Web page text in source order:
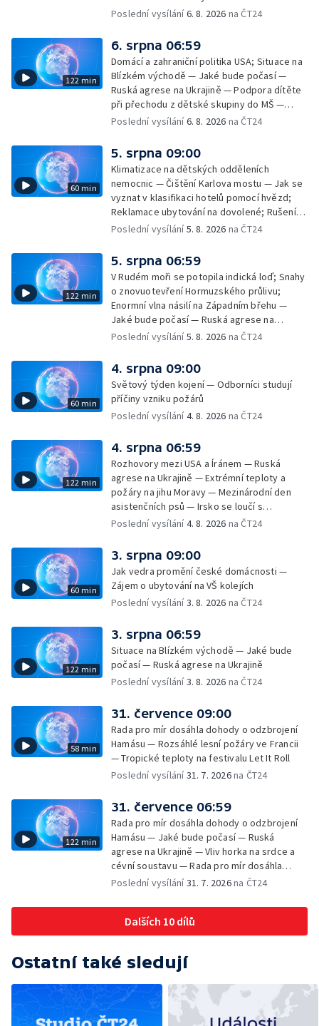
Poslední vysílání6. 8. 2026 na ČT24
122 min
6. srpna 06:59
Domácí a zahraniční politika USA; Situace na
Blízkém východě — Jaké bude počasí —
Ruská agrese na Ukrajině — Podpora dítěte
při přechodu z dětské skupiny do MŠ —
Filmové premiéry týdne — Dvě deci tuše v
rakovinu prsu
Poslední vysílání6. 8. 2026 na ČT24
60 min
5. srpna 09:00
Klimatizace na dětských odděleních
nemocnic — Čištění Karlova mostu — Jak se
vyznat v klasifikaci hotelů pomocí hvězd;
Reklamace ubytování na dovolené; Rušení
dovolené kvůli přírodním živlům; Práva
na dovolené v zahraničí; Platby a výběry na
dovolené v zahraničí — Těžba léčivé rašeliny
u Malé Morávky
Poslední vysílání5. 8. 2026 na ČT24
122 min
5. srpna 06:59
V Rudém moři se potopila indická loď; Snahy
o znovuotevření Hormuzského průlivu;
Enormní vlna násilí na Západním břehu —
Jaké bude počasí — Ruská agrese na
Ukrajině — Vliv veder na lidské orgány — Při
— Třem obcím na Brněnsku dočasně došla
pitná voda — SP v orientačním běhu v Česku
— Horko a požáry sužují Evropu — Rybářský
příměstský tábor
Poslední vysílání5. 8. 2026 na ČT24
60 min
4. srpna 09:00
Světový týden kojení — Odborníci studují
příčiny vzniku požárů
Poslední vysílání4. 8. 2026 na ČT24
122 min
4. srpna 06:59
Rozhovory mezi USA a Íránem — Ruská
agrese na Ukrajině — Extrémní teploty a
požáry na jihu Moravy — Mezinárodní den
asistenčních psů — Irsko se loučí s
hudebníkem Glenem Hansardem
Poslední vysílání4. 8. 2026 na ČT24
60 min
3. srpna 09:00
Jak vedra promění české domácnosti —
Zájem o ubytování na VŠ kolejích
Poslední vysílání3. 8. 2026 na ČT24
122 min
3. srpna 06:59
Situace na Blízkém východě — Jaké bude
počasí — Ruská agrese na Ukrajině
Poslední vysílání3. 8. 2026 na ČT24
58 min
31. července 09:00
Rada pro mír dosáhla dohody o odzbrojení
Hamásu — Rozsáhlé lesní požáry ve Francii
— Tropické teploty na festivalu Let It Roll
Poslední vysílání31. 7. 2026na ČT24
122 min
31. července 06:59
Rada pro mír dosáhla dohody o odzbrojení
Hamásu — Jaké bude počasí — Ruská
agrese na Ukrajině — Vliv horka na srdce a
cévní soustavu — Rada pro mír dosáhla
dohody o odzbrojení Hamásu — Dokument
začíná výplata superdávky — Tropické
teploty zatěžují i volně žijící zvířata
Poslední vysílání31. 7. 2026na ČT24
Dalších 10 dílů
Ostatní také sledují